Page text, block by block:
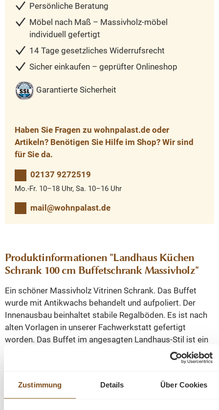
Zustimmung Details Über Cookies
Persönliche Beratung
Möbel nach Maß – Massivholz-möbel
individuell gefertigt
14 Tage gesetzliches Widerrufsrecht
Sicher einkaufen – geprüfter Onlineshop
Garantierte Sicherheit
Haben Sie Fragen zu wohnpalast.de oder
Artikeln? Benötigen Sie Hilfe im Shop? Wir sind
für Sie da.
02137 9272519
Mo.-Fr. 10–18 Uhr, Sa. 10–16 Uhr
mail@wohnpalast.de
Produktinformationen "Landhaus Küchen
Schrank 100 cm Buffetschrank Massivholz"
Ein schöner Massivholz Vitrinen Schrank. Das Buffet
wurde mit Antikwachs behandelt und aufpoliert. Der
Innenausbau beinhaltet stabile Regalböden. Es ist nach
alten Vorlagen in unserer Fachwerkstatt gefertigt
worden. Das Buffet im angesagten Landhaus-Stil ist ein
hochwertiges, zeitloses Möbelstück, welches überall in
Ihrem Haus einen prägenden Eindruck hinterlässt. Neben
Stauraum viel Platz für Ideen und dekorative
Accessoires.